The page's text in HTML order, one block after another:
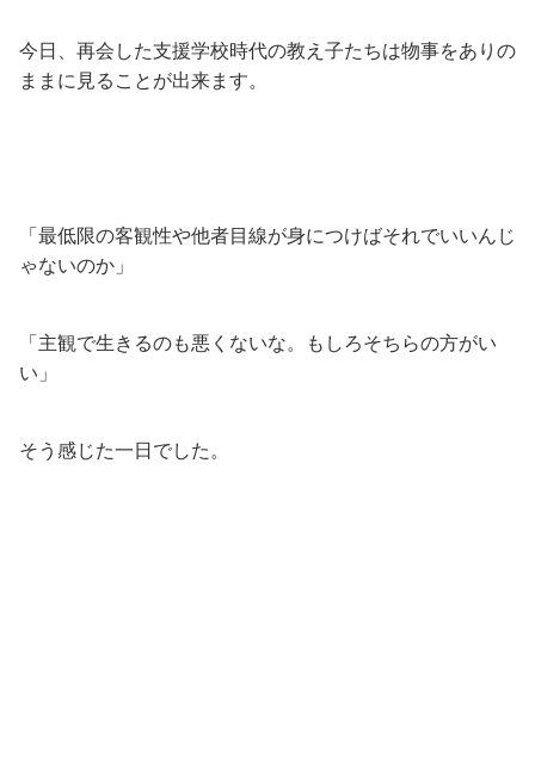
今日、再会した支援学校時代の教え子たちは物事をありの
ままに見ることが出来ます。
「最低限の客観性や他者目線が身につけばそれでいいんじ
ゃないのか」
「主観で生きるのも悪くないな。もしろそちらの方がい
い」
そう感じた一日でした。